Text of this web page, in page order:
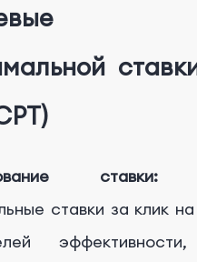
ставки:
ставки за клик